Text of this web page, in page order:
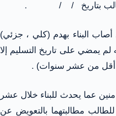
للطالب بتاريخ / / .
البناء بهدم (كلي ، جزئي)
على تاريخ التسليم إلا
من عشر سنوات) .
عما يحدث للبناء خلال عشر
مطالبتهما بالتعويض عن